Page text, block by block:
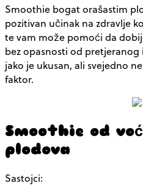
Smoothie bogat orašastim
pozitivan učinak na zdravlje
te vam može pomoći da
bez opasnosti od
jako je ukusan, ali svejedno
faktor.
Smoothie od
plodova
Sastojci: